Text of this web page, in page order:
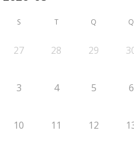
S T Q Q
27 28 29
3 4 5 6
10 11 12